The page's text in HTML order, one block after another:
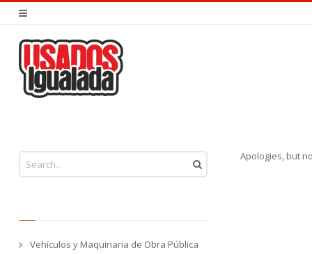
Apologies, but
Vehículos y Maquinaria de Obra Pública